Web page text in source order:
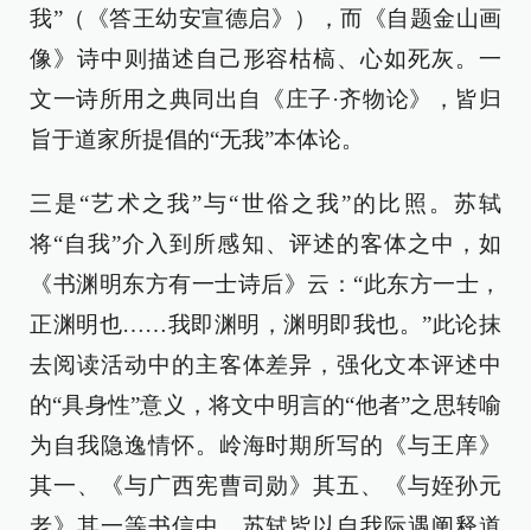
我”（《答王幼安宣德启》），而《自题金山画
像》诗中则描述自己形容枯槁、心如死灰。一
文一诗所用之典同出自《庄子·齐物论》，皆归
旨于道家所提倡的“无我”本体论。
三是“艺术之我”与“世俗之我”的比照。苏轼
将“自我”介入到所感知、评述的客体之中，如
《书渊明东方有一士诗后》云：“此东方一士，
正渊明也……我即渊明，渊明即我也。”此论抹
去阅读活动中的主客体差异，强化文本评述中
的“具身性”意义，将文中明言的“他者”之思转喻
为自我隐逸情怀。岭海时期所写的《与王庠》
其一、《与广西宪曹司勋》其五、《与姪孙元